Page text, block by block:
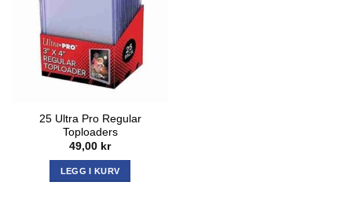
25 Ultra Pro Regular
Toploaders
49,00 kr
LEGG I KURV